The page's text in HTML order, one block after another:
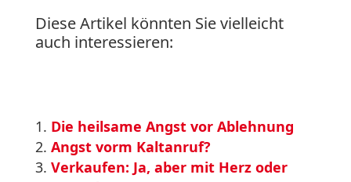
Diese Artikel könnten Sie vielleicht
auch interessieren:
Die heilsame Angst vor Ablehnung
Angst vorm Kaltanruf?
Verkaufen: Ja, aber mit Herz oder